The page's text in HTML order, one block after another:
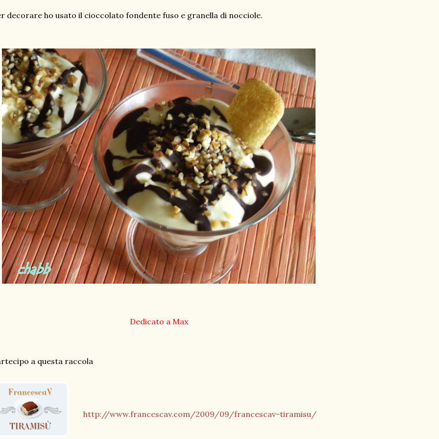
decorare ho usato il cioccolato fondente fuso e granella di nocciole.
Dedicato a Max
a questa raccola
http://www.francescav.com/2009/09/francescav-tiramisu/